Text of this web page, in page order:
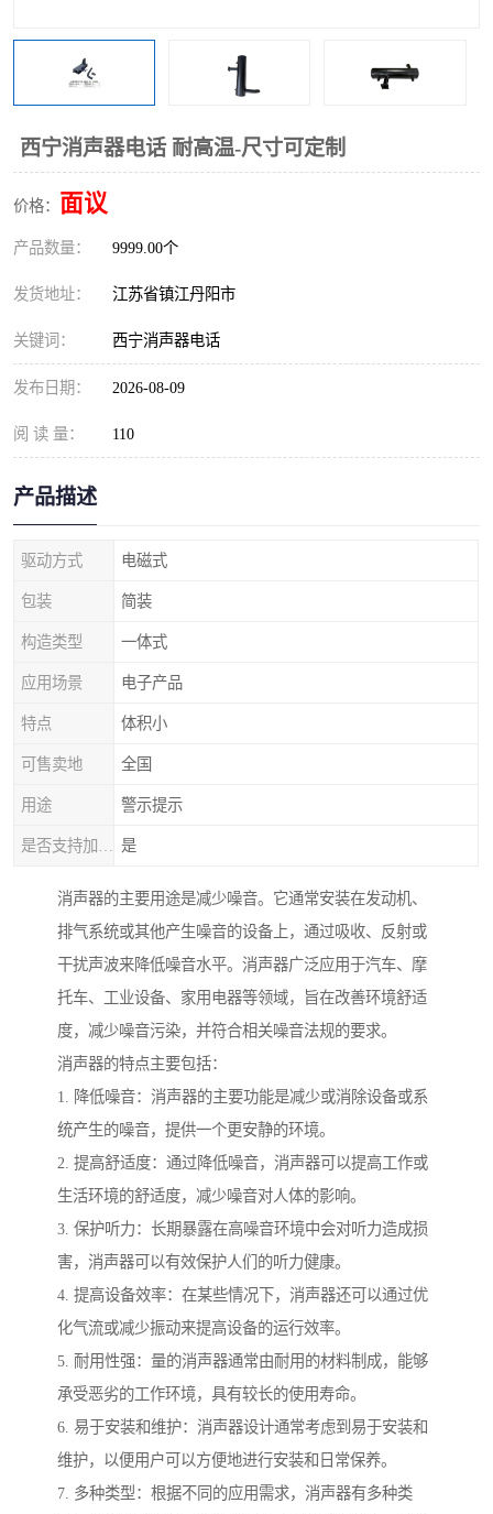
西宁消声器电话 耐高温-尺寸可定制
价格： 面议
产品数量： 9999.00个
发货地址： 江苏省镇江丹阳市
关键词： 西宁消声器电话
发布日期： 2026-08-09
阅 读 量： 110
产品描述
驱动方式 电磁式
包装 简装
构造类型 一体式
应用场景 电子产品
特点 体积小
可售卖地 全国
用途 警示提示
是
消声器的主要用途是减少噪音。它通常安装在发动机、
排气系统或其他产生噪音的设备上，通过吸收、反射或
干扰声波来降低噪音水平。消声器广泛应用于汽车、摩
托车、工业设备、家用电器等领域，旨在改善环境舒适
度，减少噪音污染，并符合相关噪音法规的要求。
消声器的特点主要包括：
1. 降低噪音：消声器的主要功能是减少或消除设备或系
统产生的噪音，提供一个更安静的环境。
2. 提高舒适度：通过降低噪音，消声器可以提高工作或
生活环境的舒适度，减少噪音对人体的影响。
3. 保护听力：长期暴露在高噪音环境中会对听力造成损
害，消声器可以有效保护人们的听力健康。
4. 提高设备效率：在某些情况下，消声器还可以通过优
化气流或减少振动来提高设备的运行效率。
5. 耐用性强：量的消声器通常由耐用的材料制成，能够
承受恶劣的工作环境，具有较长的使用寿命。
6. 易于安装和维护：消声器设计通常考虑到易于安装和
维护，以便用户可以方便地进行安装和日常保养。
7. 多种类型：根据不同的应用需求，消声器有多种类